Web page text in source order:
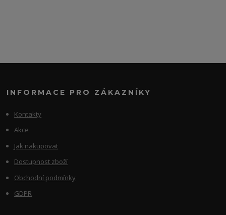
INFORMACE PRO ZÁKAZNÍKY
Kontakty
Akce
Jak nakupovat
Dostupnost zboží
Obchodní podmínky
GDPR